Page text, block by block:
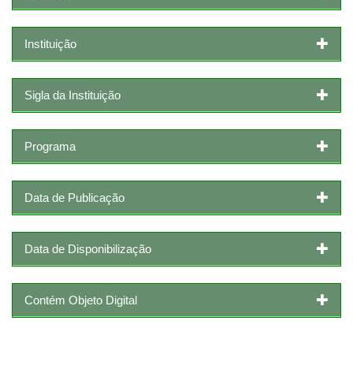
Instituição
Sigla da Instituição
Programa
Data de Publicação
Data de Disponibilização
Contém Objeto Digital